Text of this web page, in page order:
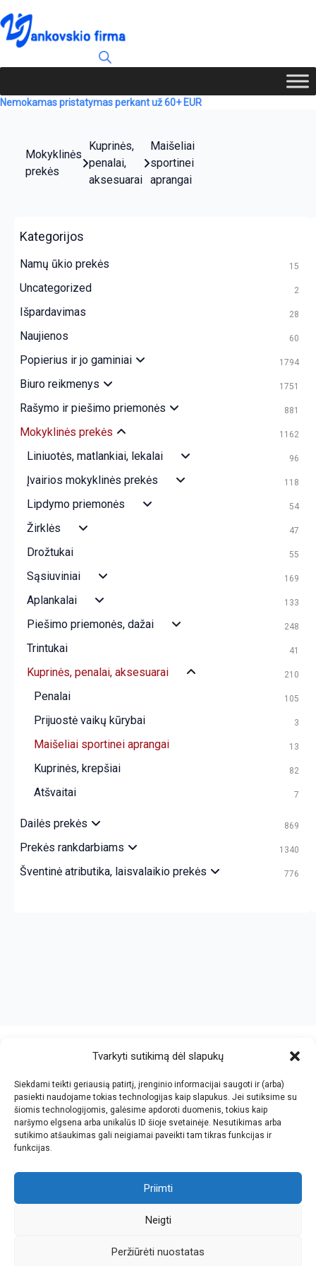
Tvarkyti sutikimą dėl slapukų
Siekdami teikti geriausią patirtį, įrenginio informacijai saugoti ir (arba)
pasiekti naudojame tokias technologijas kaip slapukus. Jei sutiksime su
šiomis technologijomis, galėsime apdoroti duomenis, tokius kaip
naršymo elgsena arba unikalūs ID šioje svetainėje. Nesutikimas arba
sutikimo atšaukimas gali neigiamai paveikti tam tikras funkcijas ir
funkcijas.
Priimti
Neigti
Peržiūrėti nuostatas
Nemokamas pristatymas perkant už 60+ EUR
Mokyklinės
prekės
Kuprinės,
penalai,
aksesuarai
Maišeliai
sportinei
aprangai
Kategorijos
Namų ūkio prekės 15
Uncategorized 2
Išpardavimas 28
Naujienos 60
Popierius ir jo gaminiai 1794
Biuro reikmenys 1751
Rašymo ir piešimo priemonės 881
Mokyklinės prekės 1162
Liniuotės, matlankiai, lekalai 96
Įvairios mokyklinės prekės 118
Lipdymo priemonės 54
Žirklės 47
Drožtukai 55
Sąsiuviniai 169
Aplankalai 133
Piešimo priemonės, dažai 248
Trintukai 41
Kuprinės, penalai, aksesuarai 210
Penalai 105
Prijuostė vaikų kūrybai 3
Maišeliai sportinei aprangai 13
Kuprinės, krepšiai 82
Atšvaitai 7
Dailės prekės 869
Prekės rankdarbiams 1340
Šventinė atributika, laisvalaikio prekės 776
V. Jankovskio firma
Įmonės kodas: 123612573
PVM kodas: LT236125716
Tel.: +370 657 81065
Parko g.7, Naujoji Vilnia, KNYGYNAS
Darbo laikas: I-V 9.00-18.00